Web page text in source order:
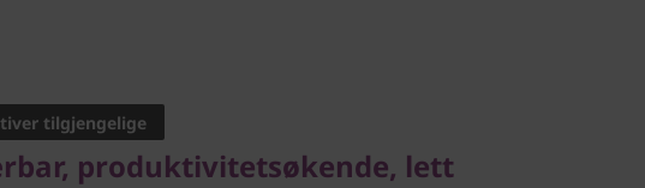
X13 Gen 4
tilgjengelige
produktivitetsøkende, lett